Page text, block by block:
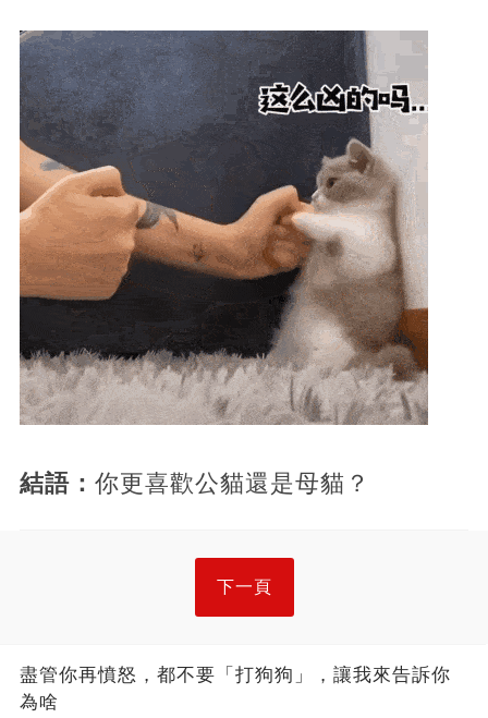
結語： 你更喜歡公貓還是母貓？
下一頁
盡管你再憤怒，都不要「打狗狗」，讓我來告訴你
為啥